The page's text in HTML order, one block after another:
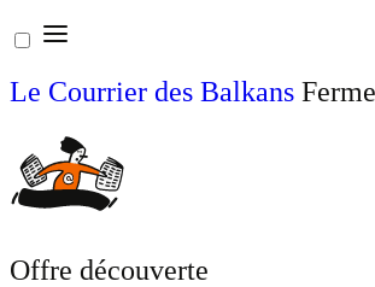
Aller
au
contenu
Le Courrier des Balkans
Offre découverte